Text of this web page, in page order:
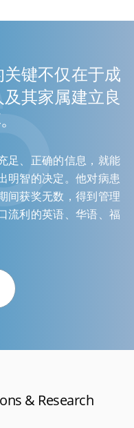
键不仅在于成
其家属建立良
足、正确的信息，就能
明智的决定。他对病患
间获奖无数，得到管理
流利的英语、华语、福
& Research